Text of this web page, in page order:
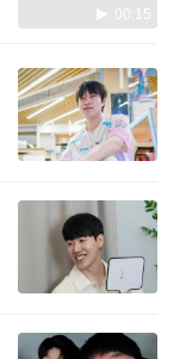
00:15